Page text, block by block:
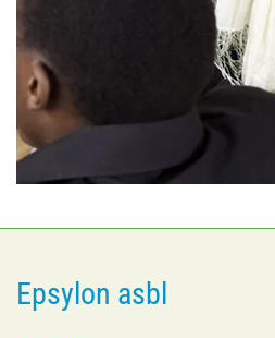
Epsylon asbl